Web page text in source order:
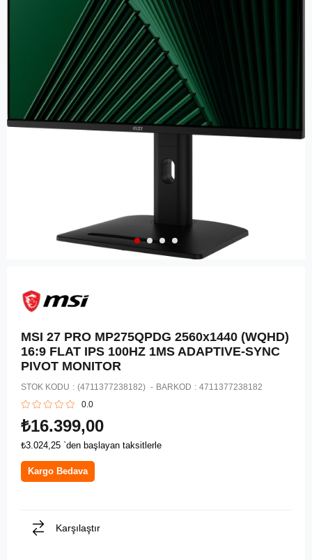
MSI 27 PRO MP275QPDG 2560x1440 (WQHD)
16:9 FLAT IPS 100HZ 1MS ADAPTIVE-SYNC
PIVOT MONITOR
STOK KODU (4711377238182) BARKOD : 4711377238182
0.0
₺16.399,00
₺3.024,25 `den başlayan taksitlerle
Kargo Bedava
Karşılaştır